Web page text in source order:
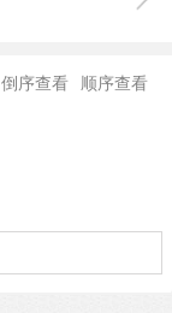
顺序查看
倒序查看